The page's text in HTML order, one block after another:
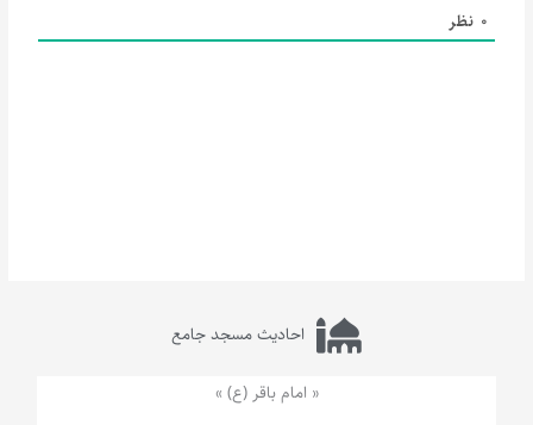
0 نظر
احادیث مسجد جامع
« امام باقر (ع) »